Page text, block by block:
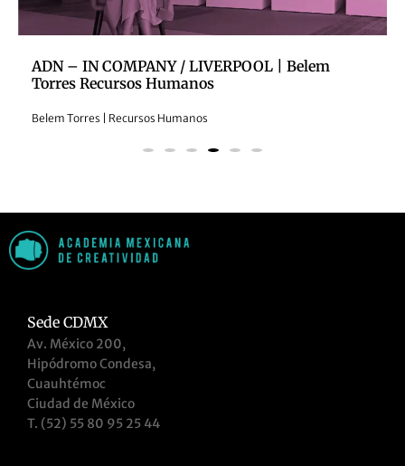
IN COMPANY / LIVERPOOL | Belem
Recursos Humanos
| Recursos Humanos
Sede CDMX
Av. México 200,
Hipódromo Condesa,
Cuauhtémoc
Ciudad de México
T. (52) 55 80 95 25 44